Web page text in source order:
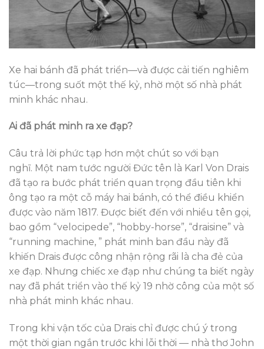
Xe hai bánh đã phát triển—và được cải tiến nghiêm
túc—trong suốt một thế kỷ, nhờ một số nhà phát
minh khác nhau.
Ai đã phát minh ra xe đạp?
Câu trả lời phức tạp hơn một chút so với bạn
nghĩ. Một nam tước người Đức tên là Karl Von Drais
đã tạo ra bước phát triển quan trọng đầu tiên khi
ông tạo ra một cỗ máy hai bánh, có thể điều khiển
được vào năm 1817. Được biết đến với nhiều tên gọi,
bao gồm “velocipede”, “hobby-horse”, “draisine” và
“running machine, ” phát minh ban đầu này đã
khiến Drais được công nhận rộng rãi là cha đẻ của
xe đạp. Nhưng chiếc xe đạp như chúng ta biết ngày
nay đã phát triển vào thế kỷ 19 nhờ công của một số
nhà phát minh khác nhau.
Trong khi vận tốc của Drais chỉ được chú ý trong
một thời gian ngắn trước khi lỗi thời — nhà thơ John